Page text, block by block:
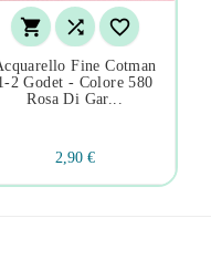
  
Fine Cotman
2 Godet - Colore 580
Rosa Di Gar...
2,90 €